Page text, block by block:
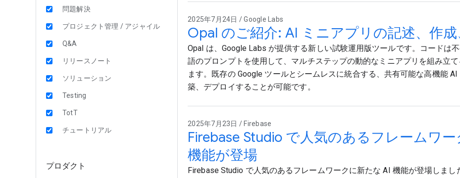
問題解決
プロジェクト管理 / アジャイル
Q&A
リリースノート
ソリューション
Testing
TotT
チュートリアル
プロダクト
2025年7月24日 / Google Labs
Opal のご紹介: AI ミニアプリの記述、作
Opal は、Google Labs が提供する新しい試験運用版ツールです。コードは
語のプロンプトを使用して、マルチステップの動的なミニアプリを組み立
ます。既存の Google ツールとシームレスに統合する、共有可能な高機能 AI
築、デプロイすることが可能です。
2025年7月23日 / Firebase
Firebase Studio で人気のあるフレームワ
機能が登場
Firebase Studio で人気のあるフレームワークに新たな AI 機能が登場しまし